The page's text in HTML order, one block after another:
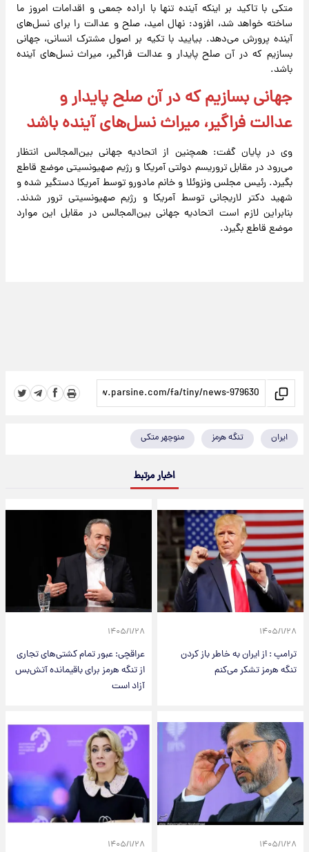
متکی با تاکید بر اینکه آینده تنها با اراده جمعی و اقدامات امروز ما
ساخته خواهد شد، افزود: نهال امید، صلح و عدالت را برای نسل‌های
آینده پرورش می‌دهد. بیایید با تکیه بر اصول مشترک انسانی، جهانی
بسازیم که در آن صلح پایدار و عدالت فراگیر، میراث نسل‌های آینده
باشد.
جهانی بسازیم که در آن صلح پایدار و
عدالت فراگیر، میراث نسل‌های آینده باشد
وی در پایان گفت: همچنین از اتحادیه جهانی بین‌المجالس انتظار
می‌رود در مقابل تروریسم دولتی آمریکا و رژیم صهیونسیتی موضع قاطع
بگیرد. رئیس مجلس ونزوئلا و خانم مادورو توسط آمریکا دستگیر شده و
شهید دکتر لاریجانی توسط آمریکا و رژیم صهیونسیتی ترور شدند.
بنابراین لازم است اتحادیه جهانی بین‌المجالس در مقابل این موارد
موضع قاطع بگیرد.
ایران تنگه هرمز منوچهر متکی
اخبار مرتبط
۱۴۰۵/۱/۲۸
ترامپ : از ایران به خاطر باز کردن
تنگه هرمز تشکر می‌کنم
۱۴۰۵/۱/۲۸
عراقچی: عبور تمام کشتی‌های تجاری
از تنگه هرمز برای باقیمانده آتش‌بس
آزاد است
۱۴۰۵/۱/۲۸ ۱۴۰۵/۱/۲۸